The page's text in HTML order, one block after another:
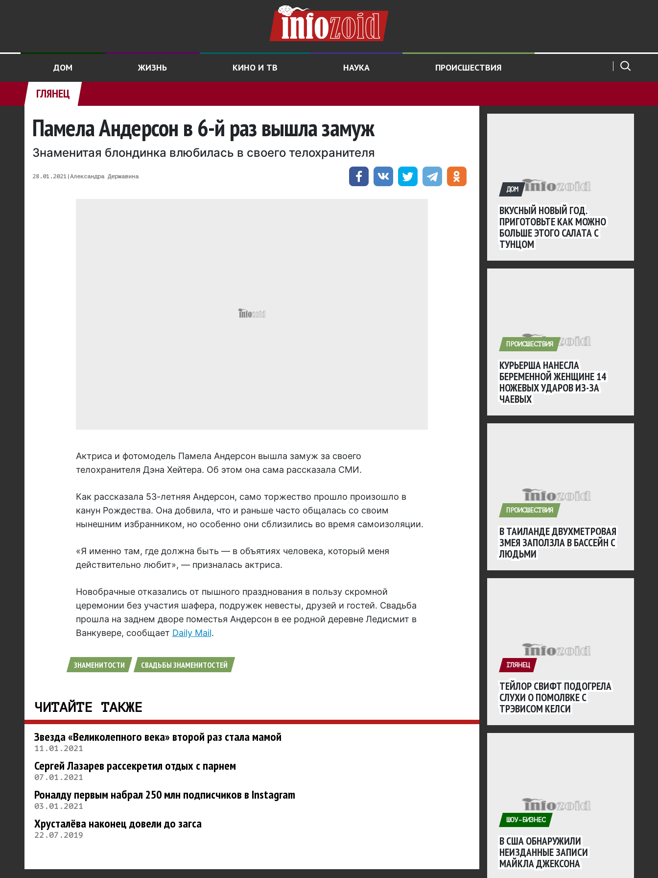
ДОМ ЖИЗНЬ КИНО И ТВ НАУКА ПРОИСШЕСТВИЯ
ГЛЯНЕЦ
Памела Андерсон в 6-й раз вышла замуж
Знаменитая блондинка влюбилась в своего телохранителя
28.01.2021 |Александра Державина
Актриса и фотомодель Памела Андерсон вышла замуж за своего
телохранителя Дэна Хейтера. Об этом она сама рассказала СМИ.
Как рассказала 53-летняя Андерсон, само торжество прошло произошло в
канун Рождества. Она добвила, что и раньше часто общалась со своим
нынешним избранником, но особенно они сблизились во время самоизоляции.
«Я именно там, где должна быть — в объятиях человека, который меня
действительно любит», — призналась актриса.
Новобрачные отказались от пышного празднования в пользу скромной
церемонии без участия шафера, подружек невесты, друзей и гостей. Свадьба
прошла на заднем дворе поместья Андерсон в ее родной деревне Ледисмит в
Ванкувере, сообщает Daily Mail.
ЗНАМЕНИТОСТИ СВАДЬБЫ ЗНАМЕНИТОСТЕЙ
ЧИТАЙТЕ ТАКЖЕ
Звезда «Великолепного века» второй раз стала мамой
11.01.2021
Сергей Лазарев рассекретил отдых с парнем
07.01.2021
Роналду первым набрал 250 млн подписчиков в Instagram
03.01.2021
Хрусталёва наконец довели до загса
22.07.2019
ДОМ
ВКУСНЫЙ НОВЫЙ ГОД.
ПРИГОТОВЬТЕ КАК МОЖНО
БОЛЬШЕ ЭТОГО САЛАТА С
ТУНЦОМ
ПРОИСШЕСТВИЯ
КУРЬЕРША НАНЕСЛА
БЕРЕМЕННОЙ ЖЕНЩИНЕ 14
НОЖЕВЫХ УДАРОВ ИЗ-ЗА
ЧАЕВЫХ
ПРОИСШЕСТВИЯ
В ТАИЛАНДЕ ДВУХМЕТРОВАЯ
ЗМЕЯ ЗАПОЛЗЛА В БАССЕЙН С
ЛЮДЬМИ
ГЛЯНЕЦ
ТЕЙЛОР СВИФТ ПОДОГРЕЛА
СЛУХИ О ПОМОЛВКЕ С
ТРЭВИСОМ КЕЛСИ
ШОУ-БИЗНЕС
В США ОБНАРУЖИЛИ
НЕИЗДАННЫЕ ЗАПИСИ
МАЙКЛА ДЖЕКСОНА